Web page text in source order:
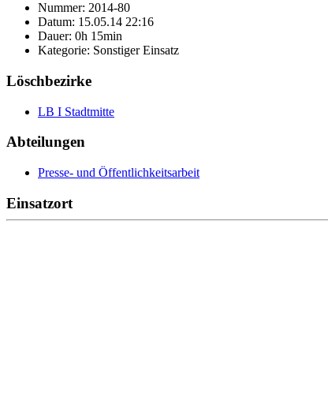
Nummer: 2014-80
Datum: 15.05.14 22:16
Dauer: 0h 15min
Kategorie: Sonstiger Einsatz
Löschbezirke
LB I Stadtmitte
Abteilungen
Presse- und Öffentlichkeitsarbeit
Einsatzort